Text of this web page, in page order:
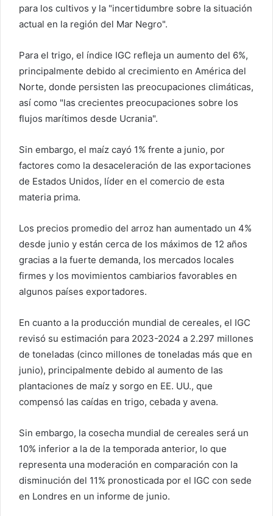
para los cultivos y la "incertidumbre sobre la situación
actual en la región del Mar Negro".
Para el trigo, el índice IGC refleja un aumento del 6%,
principalmente debido al crecimiento en América del
Norte, donde persisten las preocupaciones climáticas,
así como "las crecientes preocupaciones sobre los
flujos marítimos desde Ucrania".
Sin embargo, el maíz cayó 1% frente a junio, por
factores como la desaceleración de las exportaciones
de Estados Unidos, líder en el comercio de esta
materia prima.
Los precios promedio del arroz han aumentado un 4%
desde junio y están cerca de los máximos de 12 años
gracias a la fuerte demanda, los mercados locales
firmes y los movimientos cambiarios favorables en
algunos países exportadores.
En cuanto a la producción mundial de cereales, el IGC
revisó su estimación para 2023-2024 a 2.297 millones
de toneladas (cinco millones de toneladas más que en
junio), principalmente debido al aumento de las
plantaciones de maíz y sorgo en EE. UU., que
compensó las caídas en trigo, cebada y avena.
Sin embargo, la cosecha mundial de cereales será un
10% inferior a la de la temporada anterior, lo que
representa una moderación en comparación con la
disminución del 11% pronosticada por el IGC con sede
en Londres en un informe de junio.